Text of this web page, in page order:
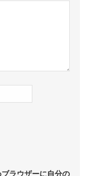
ラウザーに自分の